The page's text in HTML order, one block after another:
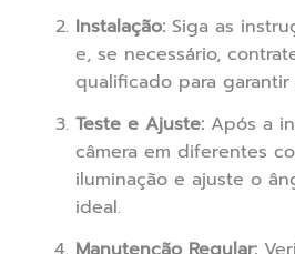
Instalação: Siga as
e, se necessário,
qualificado para
Teste e Ajuste: Após a
câmera em diferentes
iluminação e ajuste o
ideal.